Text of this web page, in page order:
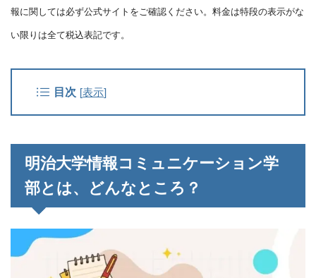
報に関しては必ず公式サイトをご確認ください。料金は特段の表示がな
い限りは全て税込表記です。
目次 [表示]
明治大学情報コミュニケーション学
部とは、どんなところ？